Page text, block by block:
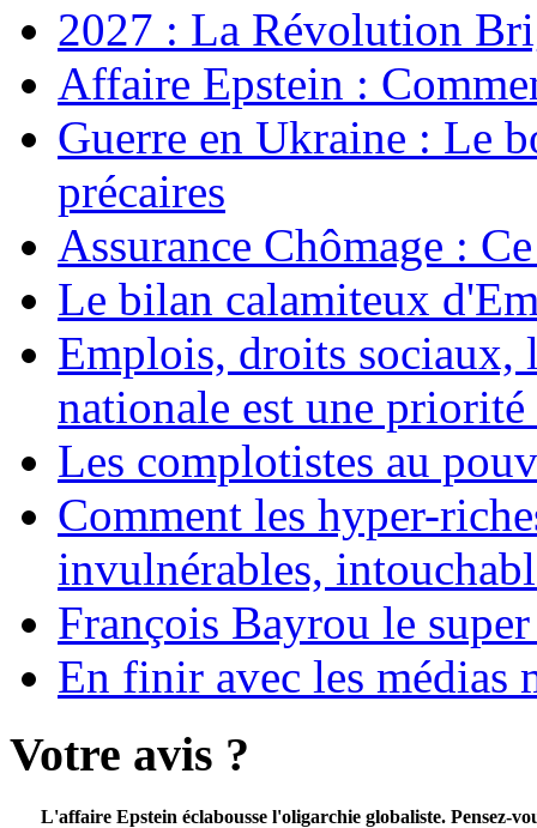
2027 : La Révolution
Affaire Epstein :
Guerre en Ukraine : Le
précaires
Assurance Chômage :
Le bilan calamiteux
Emplois, droits sociaux,
nationale est une
Les complotistes au
Comment les hyper-
invulnérables,
François Bayrou le
En finir avec les médias
Votre avis ?
L'affaire Epstein éclabousse l'oligarchie globaliste. Pensez-